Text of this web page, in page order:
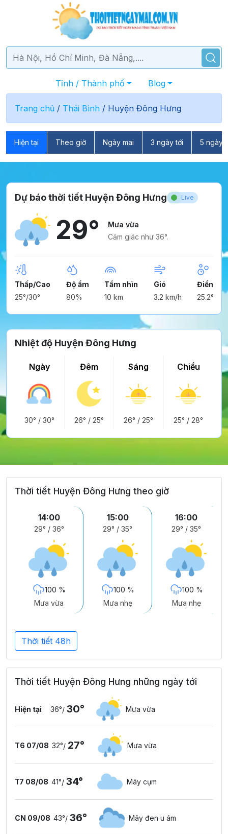
Tỉnh / Thành phố Blog
Trang chủ / Thái Bình / Huyện Đông Hưng
Hiện tại Theo giờ Ngày mai 3 ngày tới 5 ngày
Dự báo thời tiết Huyện Đông Hưng Live
29°
Mưa vừa
Cảm giác như 36°.
Thấp/Cao
25°/30°
Độ ẩm
80%
Tầm nhìn
10 km
Gió
3.2 km/h
Điểm
25.2°
Nhiệt độ Huyện Đông Hưng
Ngày
30° / 30°
Đêm
26° / 25°
Sáng
26° /25°
Chiều
25° /28°
Thời tiết Huyện Đông Hưng theo giờ
14:00
29° / 36°
100 %
Mưa vừa
15:00
29° / 35°
100 %
Mưa nhẹ
16:00
29° / 35°
100 %
Mưa nhẹ
Thời tiết 48h
Thời tiết Huyện Đông Hưng những ngày tới
Hiện tại 36°/ 30° Mưa vừa
T6 07/08 32°/ 27° Mưa vừa
T7 08/08 41°/ 34° Mây cụm
CN 09/08 43°/ 36° Mây đen u ám